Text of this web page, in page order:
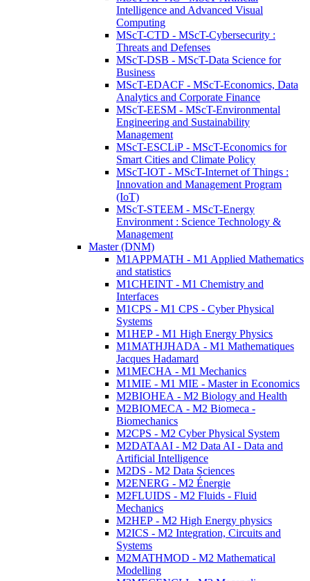
Intelligence and Advanced Visual
Computing
MScT-CTD - MScT-Cybersecurity :
Threats and Defenses
MScT-DSB - MScT-Data Science for
Business
MScT-EDACF - MScT-Economics, Data
Analytics and Corporate Finance
MScT-EESM - MScT-Environmental
Engineering and Sustainability
Management
MScT-ESCLiP - MScT-Economics for
Smart Cities and Climate Policy
MScT-IOT - MScT-Internet of Things :
Innovation and Management Program
(IoT)
MScT-STEEM - MScT-Energy
Environment : Science Technology &
Management
Master (DNM)
M1APPMATH - M1 Applied Mathematics
and statistics
M1CHEINT - M1 Chemistry and
Interfaces
M1CPS - M1 CPS - Cyber Physical
Systems
M1HEP - M1 High Energy Physics
M1MATHJHADA - M1 Mathematiques
Jacques Hadamard
M1MECHA - M1 Mechanics
M1MIE - M1 MIE - Master in Economics
M2BIOHEA - M2 Biology and Health
M2BIOMECA - M2 Biomeca -
Biomechanics
M2CPS - M2 Cyber Physical System
M2DATAAI - M2 Data AI - Data and
Artificial Intelligence
M2DS - M2 Data Sciences
M2ENERG - M2 Énergie
M2FLUIDS - M2 Fluids - Fluid
Mechanics
M2HEP - M2 High Energy physics
M2ICS - M2 Integration, Circuits and
Systems
M2MATHMOD - M2 Mathematical
Modelling